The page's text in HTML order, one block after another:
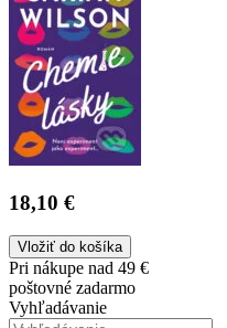
18,10 €
Vložiť do košíka
Pri nákupe nad 49 €
poštovné zadarmo
Vyhľadávanie